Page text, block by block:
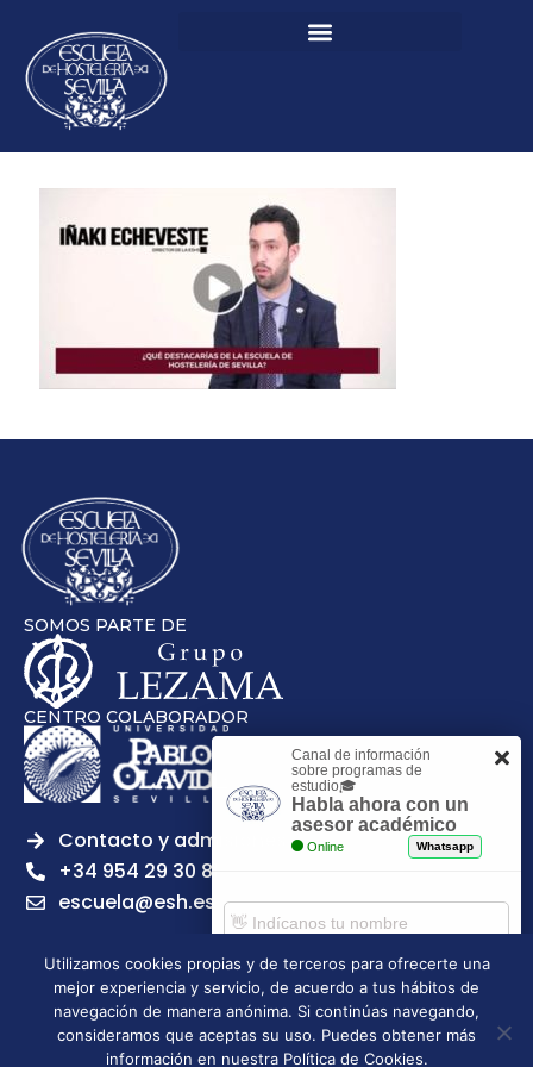
SOMOS PARTE DE
CENTRO COLABORADOR
Contacto y admisiones
+34 954 29 30 81
escuela@esh.es
Legal notice Privacy Policy
Cookies Policy
Escuela Superior de Hostelería de Sevilla | 2026 | Todos los
Utilizamos cookies propias y de terceros para ofrecerte una
mejor experiencia y servicio, de acuerdo a tus hábitos de
navegación de manera anónima. Si continúas navegando,
consideramos que aceptas su uso. Puedes obtener más
información en nuestra Política de Cookies.
Canal de información
sobre programas de
estudio🎓
Habla ahora con un
asesor académico
Online Whatsapp
Comenzar chat